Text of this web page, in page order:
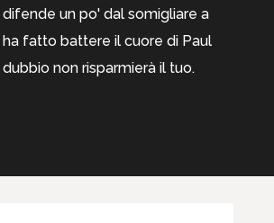
un po' dal somigliare a
fatto battere il cuore di Paul
non risparmierà il tuo.